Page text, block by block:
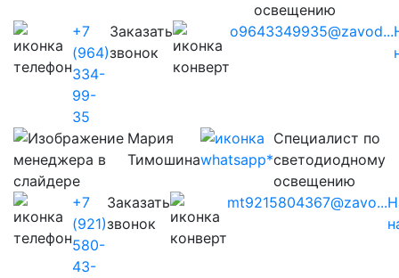
освещению
+7
(964)
334-
99-
35
Заказать
звонок
o9643349935@zavod...
Мария
Тимошина
Cпециалист по
светодиодному
освещению
+7
(921)
580-
43-
Заказать
звонок
mt9215804367@zavo...